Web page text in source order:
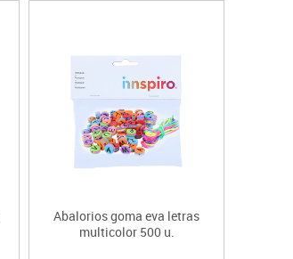
Abalorios goma eva letras
multicolor 500 u.